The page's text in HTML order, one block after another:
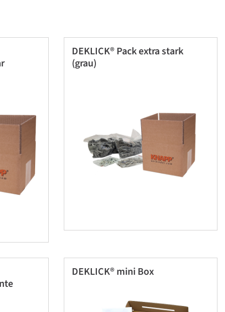
DEKLICK® Pack extra stark
(grau)
DEKLICK® mini Box